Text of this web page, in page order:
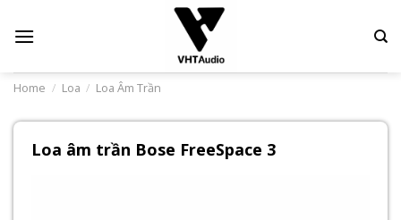
Home / Loa / Loa Âm Trần
Loa âm trần Bose FreeSpace 3